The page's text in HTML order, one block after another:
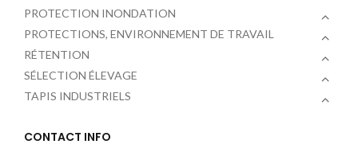
PROTECTION INONDATION
PROTECTIONS, ENVIRONNEMENT DE TRAVAIL
RÉTENTION
SÉLECTION ÉLEVAGE
TAPIS INDUSTRIELS
CONTACT INFO